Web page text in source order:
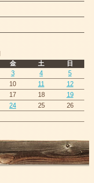
金 土
日
3 4
5
10 11
12
17 18
19
24 25
26